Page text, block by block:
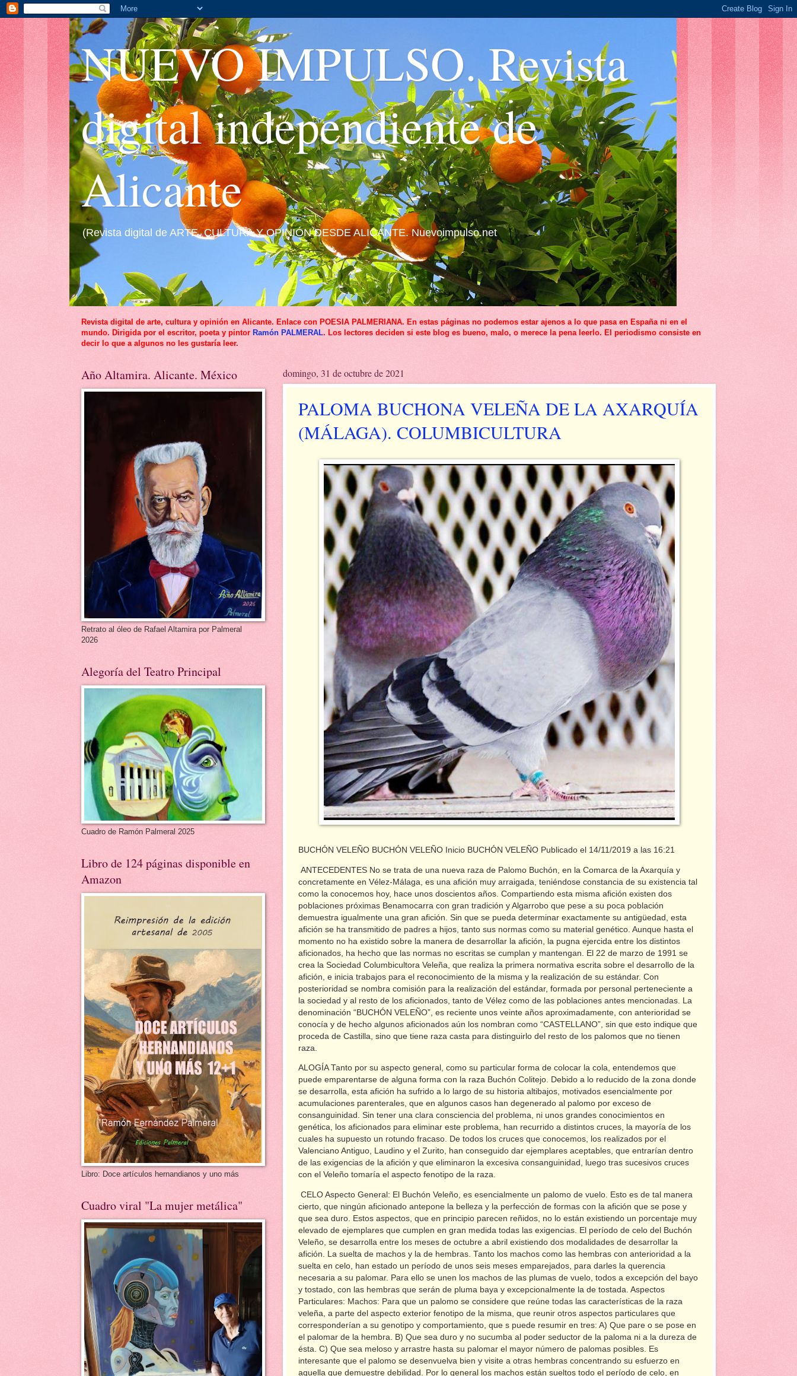
NUEVO IMPULSO. Revista
digital independiente de
Alicante
(Revista digital de ARTE, CULTURA Y OPINIÓN DESDE ALICANTE. Nuevoimpulso.net
Revista digital de arte, cultura y opinión en Alicante. Enlace con POESIA PALMERIANA. En estas páginas no podemos estar ajenos a lo que pasa en España ni en el
mundo. Dirigida por el escritor, poeta y pintor Ramón PALMERAL. Los lectores deciden si este blog es bueno, malo, o merece la pena leerlo. El periodismo consiste en
decir lo que a algunos no les gustaría leer.
domingo, 31 de octubre de 2021
PALOMA BUCHONA VELEÑA DE LA AXARQUÍA
(MÁLAGA). COLUMBICULTURA
BUCHÓN VELEÑO BUCHÓN VELEÑO Inicio BUCHÓN VELEÑO Publicado el 14/11/2019 a las 16:21
ANTECEDENTES No se trata de una nueva raza de Palomo Buchón, en la Comarca de la Axarquía y
concretamente en Vélez-Málaga, es una afición muy arraigada, teniéndose constancia de su existencia tal
como la conocemos hoy, hace unos doscientos años. Compartiendo esta misma afición existen dos
poblaciones próximas Benamocarra con gran tradición y Algarrobo que pese a su poca población
demuestra igualmente una gran afición. Sin que se pueda determinar exactamente su antigüedad, esta
afición se ha transmitido de padres a hijos, tanto sus normas como su material genético. Aunque hasta el
momento no ha existido sobre la manera de desarrollar la afición, la pugna ejercida entre los distintos
aficionados, ha hecho que las normas no escritas se cumplan y mantengan. El 22 de marzo de 1991 se
crea la Sociedad Columbicultora Veleña, que realiza la primera normativa escrita sobre el desarrollo de la
afición, e inicia trabajos para el reconocimiento de la misma y la realización de su estándar. Con
posterioridad se nombra comisión para la realización del estándar, formada por personal perteneciente a
la sociedad y al resto de los aficionados, tanto de Vélez como de las poblaciones antes mencionadas. La
denominación “BUCHÓN VELEÑO”, es reciente unos veinte años aproximadamente, con anterioridad se
conocía y de hecho algunos aficionados aún los nombran como “CASTELLANO”, sin que esto indique que
proceda de Castilla, sino que tiene raza casta para distinguirlo del resto de los palomos que no tienen
raza.
ALOGÍA Tanto por su aspecto general, como su particular forma de colocar la cola, entendemos que
puede emparentarse de alguna forma con la raza Buchón Colitejo. Debido a lo reducido de la zona donde
se desarrolla, esta afición ha sufrido a lo largo de su historia altibajos, motivados esencialmente por
acumulaciones parenterales, que en algunos casos han degenerado al palomo por exceso de
consanguinidad. Sin tener una clara consciencia del problema, ni unos grandes conocimientos en
genética, los aficionados para eliminar este problema, han recurrido a distintos cruces, la mayoría de los
cuales ha supuesto un rotundo fracaso. De todos los cruces que conocemos, los realizados por el
Valenciano Antiguo, Laudino y el Zurito, han conseguido dar ejemplares aceptables, que entrarían dentro
de las exigencias de la afición y que eliminaron la excesiva consanguinidad, luego tras sucesivos cruces
con el Veleño tomaría el aspecto fenotipo de la raza.
CELO Aspecto General: El Buchón Veleño, es esencialmente un palomo de vuelo. Esto es de tal manera
cierto, que ningún aficionado antepone la belleza y la perfección de formas con la afición que se pose y
que sea duro. Estos aspectos, que en principio parecen reñidos, no lo están existiendo un porcentaje muy
elevado de ejemplares que cumplen en gran medida todas las exigencias. El período de celo del Buchón
Veleño, se desarrolla entre los meses de octubre a abril existiendo dos modalidades de desarrollar la
afición. La suelta de machos y la de hembras. Tanto los machos como las hembras con anterioridad a la
suelta en celo, han estado un período de unos seis meses emparejados, para darles la querencia
necesaria a su palomar. Para ello se unen los machos de las plumas de vuelo, todos a excepción del bayo
y tostado, con las hembras que serán de pluma baya y excepcionalmente la de tostada. Aspectos
Particulares: Machos: Para que un palomo se considere que reúne todas las características de la raza
veleña, a parte del aspecto exterior fenotipo de la misma, que reunir otros aspectos particulares que
corresponderían a su genotipo y comportamiento, que s puede resumir en tres: A) Que pare o se pose en
el palomar de la hembra. B) Que sea duro y no sucumba al poder seductor de la paloma ni a la dureza de
ésta. C) Que sea meloso y arrastre hasta su palomar el mayor número de palomas posibles. Es
interesante que el palomo se desenvuelva bien y visite a otras hembras concentrando su esfuerzo en
aquella que demuestre debilidad. Por lo general los machos están sueltos todo el período de celo, en
Año Altamira. Alicante. México
Retrato al óleo de Rafael Altamira por Palmeral
2026
Alegoría del Teatro Principal
Cuadro de Ramón Palmeral 2025
Libro de 124 páginas disponible en
Amazon
Libro: Doce artículos hernandianos y uno más
Cuadro viral "La mujer metálica"